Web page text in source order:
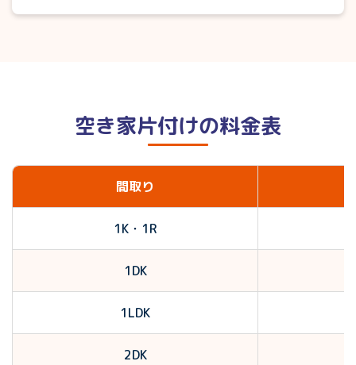
空き家片付けの料金表
間取り
1K・1R
1DK
1LDK
2DK